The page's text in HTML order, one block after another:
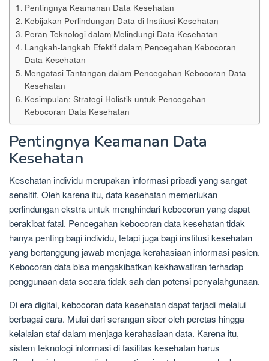
Pentingnya Keamanan Data Kesehatan
Kebijakan Perlindungan Data di Institusi Kesehatan
Peran Teknologi dalam Melindungi Data Kesehatan
Langkah-langkah Efektif dalam Pencegahan Kebocoran
Data Kesehatan
Mengatasi Tantangan dalam Pencegahan Kebocoran Data
Kesehatan
Kesimpulan: Strategi Holistik untuk Pencegahan
Kebocoran Data Kesehatan
Pentingnya Keamanan Data
Kesehatan
Kesehatan individu merupakan informasi pribadi yang sangat
sensitif. Oleh karena itu, data kesehatan memerlukan
perlindungan ekstra untuk menghindari kebocoran yang dapat
berakibat fatal. Pencegahan kebocoran data kesehatan tidak
hanya penting bagi individu, tetapi juga bagi institusi kesehatan
yang bertanggung jawab menjaga kerahasiaan informasi pasien.
Kebocoran data bisa mengakibatkan kekhawatiran terhadap
penggunaan data secara tidak sah dan potensi penyalahgunaan.
Di era digital, kebocoran data kesehatan dapat terjadi melalui
berbagai cara. Mulai dari serangan siber oleh peretas hingga
kelalaian staf dalam menjaga kerahasiaan data. Karena itu,
sistem teknologi informasi di fasilitas kesehatan harus